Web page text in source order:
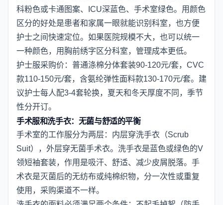
科粉色或卡通图案、ICU深蓝色、手术室绿色。用颜色
区分的好处是患者和家属一眼就能识别科室，也方便
护士之间快速定位。如果医院规模不大，也可以统一
一种颜色，用胸前绣字区分科室，管理成本更低。
护士服采购价：普通涤棉分体套装90-120元/套，CVC
款110-150元/套，含氨纶弹性面料款130-170元/套。建
议护士每人配3-4套轮换，夏天和冬天厚度不同，季节
性分开订。
手术服和洗手衣：无菌与舒适的平衡
手术室的工作服分为两层：内层穿洗手衣（Scrub
Suit），外层穿无菌手术衣。洗手衣是蓝色或绿色的V
领短袖套装，作用是吸汗、舒适、减少皮屑脱落。手
术衣是灭菌后的无纺布或纯棉织物，分一次性或重复
使用，采购渠道不一样。